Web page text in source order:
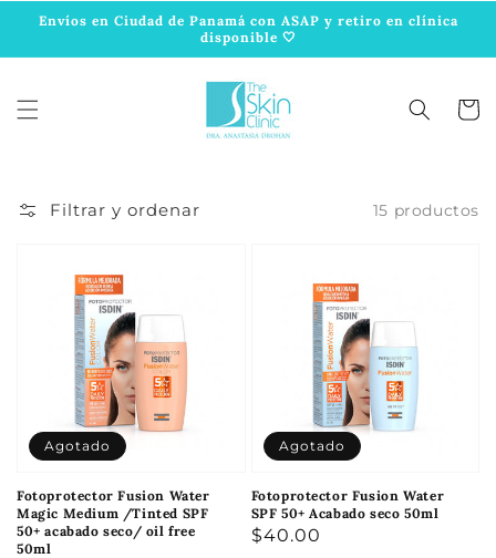
directamente
Envíos en Ciudad de Panamá con ASAP y retiro en clínica
disponible 🤍
Carrito
Filtrar y ordenar 15 productos
Fotoprotector Fusion Water
Magic Medium /Tinted SPF
50+ acabado seco/ oil free
50ml
Agotado
Fotoprotector Fusion Water
SPF 50+ Acabado seco 50ml
Precio
$40.00
Agotado